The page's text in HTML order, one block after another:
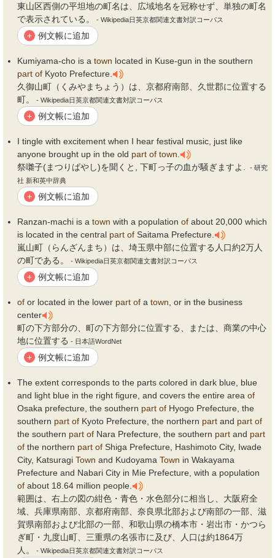
東山区西側の平坦地の町名は、広域地名を冠称せず、単独の町名
で表示されている。
- Wikipedia日英京都関連文書対訳コーパス
+ 例文帳に追加
Kumiyama-cho is a town located in Kuse-gun in the southern
part of Kyoto Prefecture.
久御山町（くみやまちょう）は、京都府南部、久世郡に位置する
町。
- Wikipedia日英京都関連文書対訳コーパス
+ 例文帳に追加
I tingle with excitement when I hear festival music, just like
anyone brought up in the old part of town
祭囃子(まつりばやし)を聞くと, 下町っ子の血が騒ぎますよ.
- 研究
社 新和英中辞典
+ 例文帳に追加
Ranzan-machi is a town with a population of about 20,000 which
is located in the central part of Saitama Prefecture.
嵐山町（らんざんまち）は、埼玉県中部に位置する人口約2万人
の町である。
- Wikipedia日英京都関連文書対訳コーパス
+ 例文帳に追加
of or located in the lower part of a town , or in the business
center
町の下方部分の、町の下方部分に位置する、または、商業の中心
地に位置する - 日本語WordNet
+ 例文帳に追加
The extent corresponds to the parts colored in dark blue, blue
and light blue in the right figure, and covers the entire area of
Osaka prefecture, the southern part of Hyogo Prefecture, the
southern part of Kyoto Prefecture, the northern part and part of
the southern part of Nara Prefecture, the southern part and part
of the northern part of Shiga Prefecture, Hashimoto City, Iwade
City, Katsuragi Town and Kudoyama Town in Wakayama
Prefecture and Nabari City in Mie Prefecture, with a population
of about 18.64 million people.
範囲は、右上の図の紺色・青色・水色部分に相当し、大阪府全
域、兵庫県南部、京都府南部、奈良県北部および南部の一部、滋
賀県南部および北部の一部、和歌山県の橋本市・岩出市・かつら
ぎ町・九度山町、三重県の名張市に及び、人口は約1864万
人。
- Wikipedia日英京都関連文書対訳コーパス